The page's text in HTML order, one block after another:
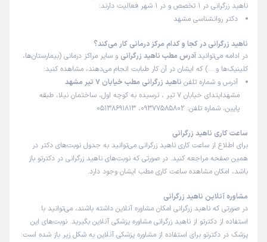
ناهید زرگرانی در 1 تخصص و در 1 شهر فعالیت دارند:
دکتر روانشناسی مشهد
ناهید زرگرانی در کجا و کدام مرکز درمانی کار می‌کند؟
در ادامه می‌توانید آدرس مطب ناهید زرگرانی و سایر مراکز درمانی (بیمارستان‌ها،
کلینیک‌ها و …) که ایشان در آن کار طبابت انجام می‌دهند، مشاهده کنید:
آدرس و شماره تلفن ناهید زرگرانی مطب خیابان 7 تیر مشهد
مشهدایتدای خیابان 7 تیر ، نرسیده به کوچه اول، ساختمان نیلا، طبقه
پایین، شماره تلفن: 09377585802، 05138691813
ساعت کاری ناهید زرگرانی
برای اطلاع از ساعت کاری ناهید زرگرانی می‌توانید به جدول نوبت‌های دکتر در
همین صفحه مراجعه کنید. در صورتی که نوبت‌های ناهید زرگرانی در دکترتو باز
باشد، امکان مشاهده ساعت کاری مطب ایشان وجود دارد.
مشاوره آنلاین ناهید زرگرانی
در صورتی که ناهید زرگرانی امکان مشاوره آنلاین داشته باشند، می‌توانید با
استفاده از دکترتو از ناهید زرگرانی مشاوره پزشکی آنلاین بگیرید. نوبت‌های این
پزشک در دکترتو برای استفاده از مشاوره پزشکی آنلاین به شکل زیر باز شده است: